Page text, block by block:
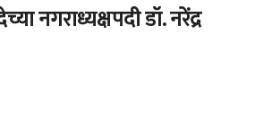
नगराध्यक्षपदी डॉ. नरेंद्र